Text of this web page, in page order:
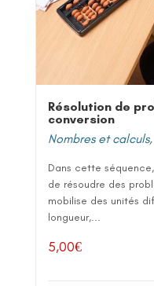
Résolution de
conversion
Nombres et calculs,
Dans cette
de résoudre des
mobilise des unités
longueur,...
5,00€